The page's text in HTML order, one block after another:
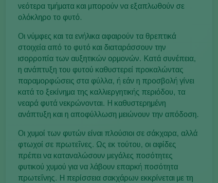
νεότερα τμήματα και μπορούν να εξαπλωθούν σε
ολόκληρο το φυτό.
Οι νύμφες και τα ενήλικα αφαιρούν τα θρεπτικά
στοιχεία από το φυτό και διαταράσσουν την
ισορροπία των αυξητικών ορμονών. Κατά συνέπεια,
η ανάπτυξη του φυτού καθυστερεί προκαλώντας
παραμορφώσεις στα φύλλα, ή εάν η προσβολή γίνει
κατά το ξεκίνημα της καλλιεργητικής περιόδου, τα
νεαρά φυτά νεκρώνονται. Η καθυστερημένη
ανάπτυξη και η αποφύλλωση μειώνουν την απόδοση.
Οι χυμοί των φυτών είναι πλούσιοι σε σάκχαρα, αλλά
φτωχοί σε πρωτεΐνες. Ως εκ τούτου, οι αφίδες
πρέπει να καταναλώσουν μεγάλες ποσότητες
φυτικού χυμού για να λάβουν επαρκή ποσότητα
πρωτεΐνης. Η περίσσεια σακχάρων εκκρίνεται με τη